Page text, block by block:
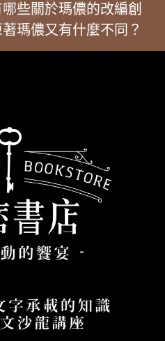
些關於瑪儂的改編創
瑪儂又有什麼不同？